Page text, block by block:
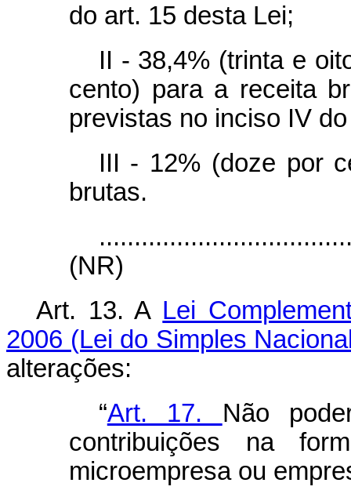
do art. 15 desta Lei;
II - 38,4% (trinta e
cento) para a receita
previstas no inciso IV
III - 12% (doze por
brutas.
(NR)
Art. 13. A Lei
2006 (Lei do Simples
alterações:
“Art. 17. Não
contribuições na
microempresa ou